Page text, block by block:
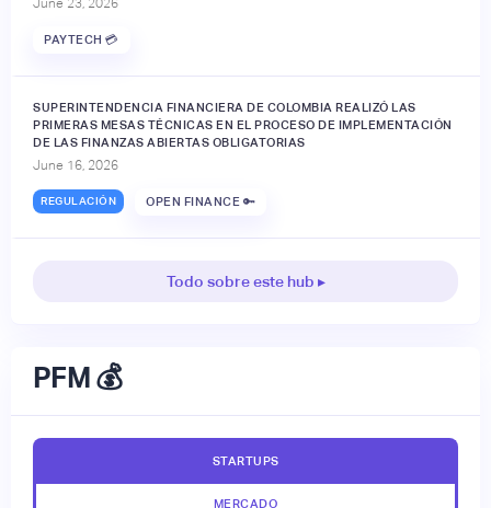
PAYTECH 💳
SUPERINTENDENCIA FINANCIERA DE COLOMBIA REALIZÓ LAS
PRIMERAS MESAS TÉCNICAS EN EL PROCESO DE IMPLEMENTACIÓN
DE LAS FINANZAS ABIERTAS OBLIGATORIAS
June 16, 2026
REGULACIÓN OPEN FINANCE 🔑
Todo sobre este hub ▸
PFM 💰
STARTUPS
MERCADO